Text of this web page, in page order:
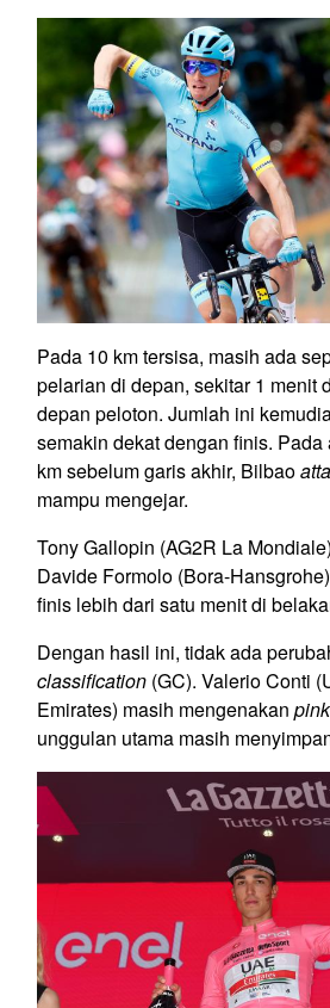
Pada 10 km tersisa, masih ada
pelarian di depan, sekitar 1 menit
depan peloton. Jumlah ini
semakin dekat dengan finis. Pada
km sebelum garis akhir, Bilbao
mampu mengejar.
Tony Gallopin (AG2R La
Davide Formolo (Bora-
finis lebih dari satu menit di
Dengan hasil ini, tidak ada
classification (GC). Valerio Conti
Emirates) masih mengenakan
unggulan utama masih